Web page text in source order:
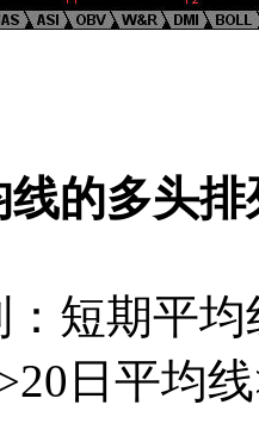
的多头
期平均
日平均